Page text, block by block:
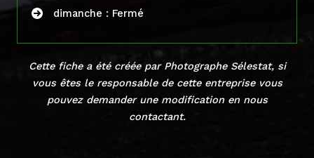
dimanche : Fermé
Cette fiche a été créée par Photographe Sélestat, si
vous êtes le responsable de cette entreprise vous
pouvez demander une modification en nous
contactant.